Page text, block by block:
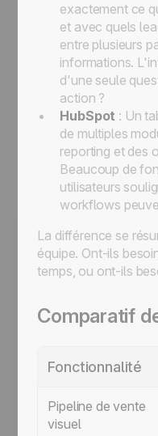
exactement ce
et avec quels
entre plusieurs
informations.
d'une seule
action ?
HubSpot : Un
de multiples
reporting et des
Beaucoup de
utilisateurs
workflows
La différence se
équipe. Ont-ils
temps, ou ont-ils
Comparatif
Fonctionnalité
Pipeline de vente
visuel